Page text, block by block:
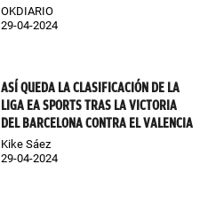
OKDIARIO
29-04-2024
ASÍ QUEDA LA CLASIFICACIÓN DE LA
LIGA EA SPORTS TRAS LA VICTORIA
DEL BARCELONA CONTRA EL VALENCIA
Kike Sáez
29-04-2024